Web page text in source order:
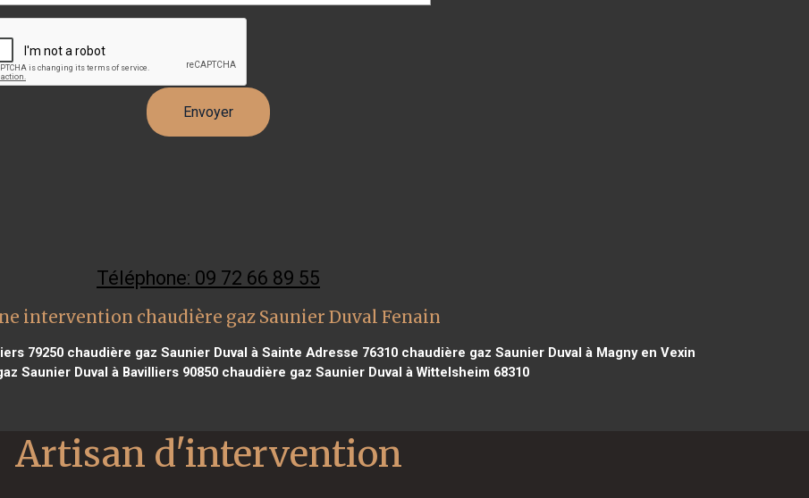
Téléphone: 09 72 66 89 55
intervention chaudière gaz Saunier Duval Fenain
79250chaudière gaz Saunier Duval à Sainte Adresse 76310chaudière gaz Saunier Duval à Magny en Vexin
Saunier Duval à Bavilliers 90850chaudière gaz Saunier Duval à Wittelsheim 68310
Artisan d'intervention